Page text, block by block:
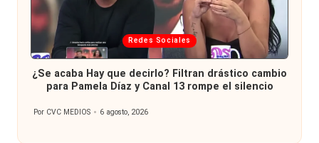
Publicada
en
Redes Sociales
¿Se acaba Hay que decirlo? Filtran drástico cambio
para Pamela Díaz y Canal 13 rompe el silencio
Publicado
Por CVC MEDIOS 6 agosto, 2026